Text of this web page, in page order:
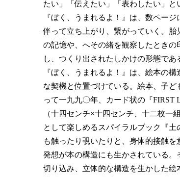
たい」「伝えたい」「表わしたい」と
『ぼく、うまれるよ！』は、数ペー
伴って立ち上がり、繋がっていく。
の記憶や、へその緒を観察したとき
し、つくり出されたしかけの形態であ
『ぼく、うまれるよ！』は、絵本の
な契機と位置づけている。絵本、子
って一九九〇年、カード状の『
（十四センチ×十四センチ、十二枚
として楽しめるスパイラルブック『
も触ったり覗いたりと、身体的接触
発想が本の構造にも生かされている。
切り込み、立体的な構造を生かした絵